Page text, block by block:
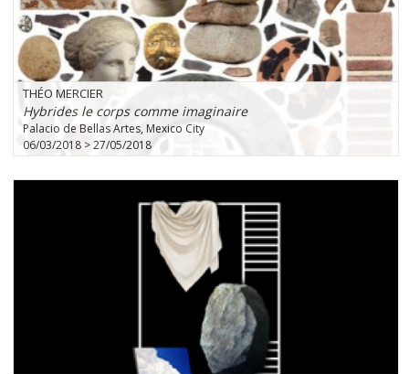
THÉO MERCIER
Hybrides le corps comme imaginaire
Palacio de Bellas Artes, Mexico City
06/03/2018 > 27/05/2018